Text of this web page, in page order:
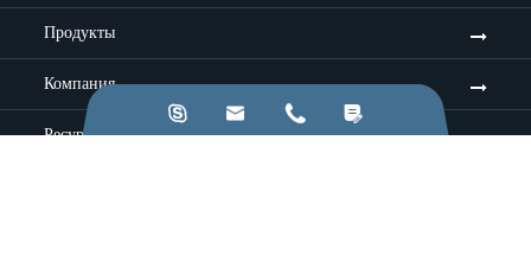
Продукты
Компания
Ресурсы и идеи
   